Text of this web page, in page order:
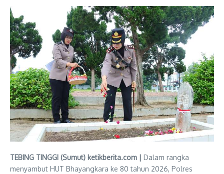
TEBING TINGGI (Sumut) ketikberita.com | Dalam rangka
menyambut HUT Bhayangkara ke 80 tahun 2026, Polres